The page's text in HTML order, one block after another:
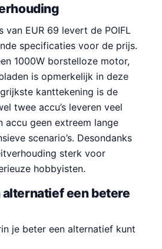
van EUR 69 levert de POIFL
specificaties voor de prijs.
1000W borstelloze motor,
is opmerkelijk in deze
kanttekening is de
twee accu’s leveren veel
geen extreem lange
scenario’s. Desondanks
sterk voor
hobbyisten.
alternatief een betere
je beter een alternatief kunt